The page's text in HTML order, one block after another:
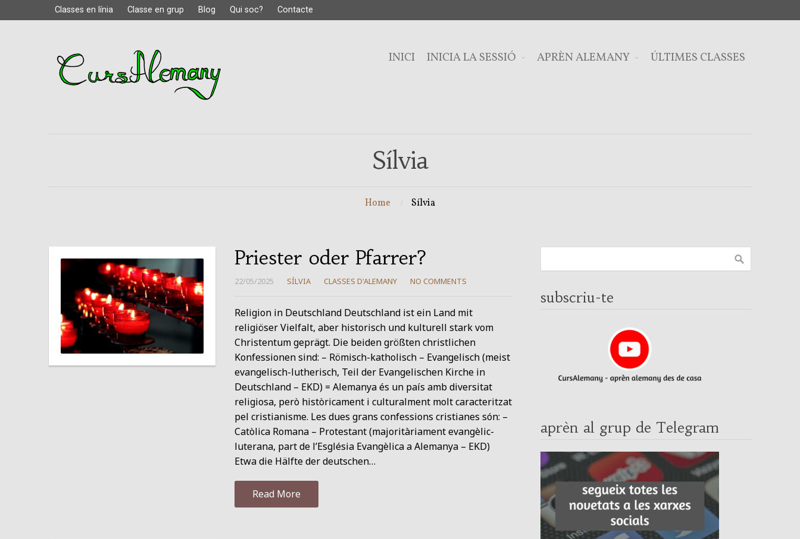
Classes en línia Classe en grup Blog Qui soc? Contacte
INICI INICIA LA SESSIÓ APRÈN ALEMANY ÚLTIMES CLASSES
Sílvia
Home Sílvia
Priester oder Pfarrer?
22/05/2025 SÍLVIA CLASSES D'ALEMANY NO COMMENTS
Religion in Deutschland Deutschland ist ein Land mit
religiöser Vielfalt, aber historisch und kulturell stark vom
Christentum geprägt. Die beiden größten christlichen
Konfessionen sind: – Römisch-katholisch – Evangelisch (meist
evangelisch-lutherisch, Teil der Evangelischen Kirche in
Deutschland – EKD) = Alemanya és un país amb diversitat
religiosa, però històricament i culturalment molt caracteritzat
pel cristianisme. Les dues grans confessions cristianes són: –
Catòlica Romana – Protestant (majoritàriament evangèlic-
luterana, part de l’Església Evangèlica a Alemanya – EKD)
Etwa die Hälfte der deutschen…
Read More
subscriu-te
aprèn al grup de Telegram